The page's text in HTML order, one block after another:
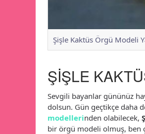
Şişle Kaktüs Örgü Modeli
ŞİŞLE
Sevgili bayanlar gününüz
dolsun. Gün geçtikçe daha
modellerinden olabilecek,
bir örgü modeli olmuş, ben